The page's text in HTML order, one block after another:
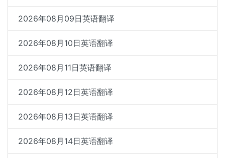
2026年08月09日英语翻译
2026年08月10日英语翻译
2026年08月11日英语翻译
2026年08月12日英语翻译
2026年08月13日英语翻译
2026年08月14日英语翻译